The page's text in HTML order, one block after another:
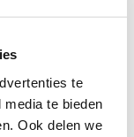
te
te bieden
Ook delen we